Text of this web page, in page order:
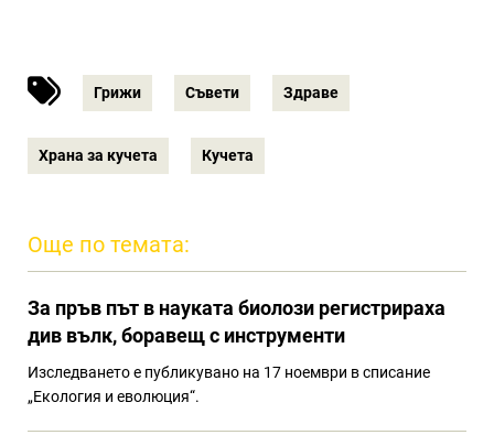
Грижи Съвети Здраве
Храна за кучета Кучета
Още по темата:
За пръв път в науката биолози регистрираха
див вълк, боравещ с инструменти
Изследването е публикувано на 17 ноември в списание
„Екология и еволюция“.